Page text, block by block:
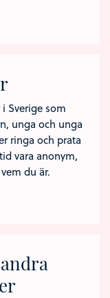
Sverige som
unga och unga
ringa och prata
vara anonym,
du är.